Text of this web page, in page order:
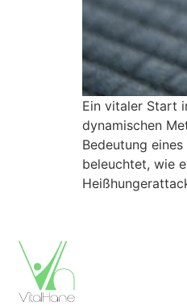
Ein vitaler Start
dynamischen
Bedeutung
beleuchtet, wie